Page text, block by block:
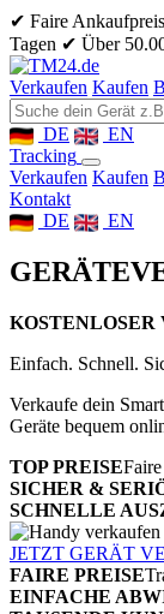
✔ Faire
Tagen ✔ Über
Verkaufen Kaufen
DE
EN
Tracking
Verkaufen Kaufen
Kontakt
DE
EN
GERÄTE
KOSTENLOSER
Einfach. Schnell.
Verkaufe dein
Geräte bequem
TOP PREISE
SICHER &
SCHNELLE
JETZT GERÄT
FAIRE PREISE
EINFACHE